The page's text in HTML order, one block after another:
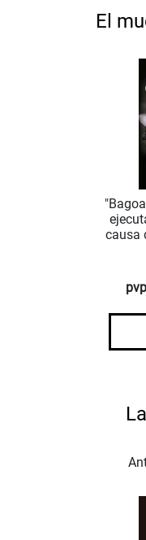
El
causa